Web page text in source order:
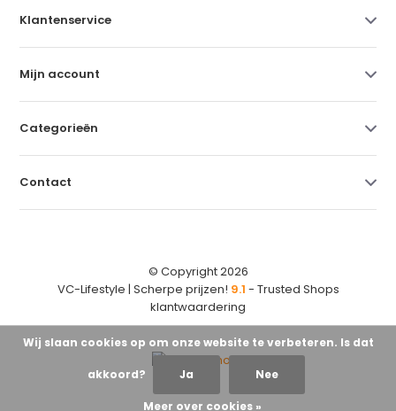
Klantenservice
Mijn account
Categorieën
Contact
© Copyright 2026
VC-Lifestyle | Scherpe prijzen! 9.1 - Trusted Shops
klantwaardering
Wij slaan cookies op om onze website te verbeteren. Is dat
akkoord? Ja Nee
Meer over cookies »